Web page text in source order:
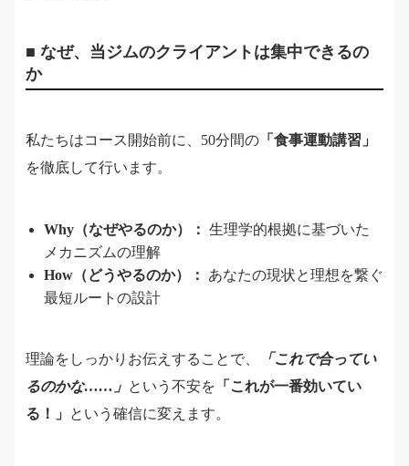
■ なぜ、当ジムのクライアントは集中できるの
か
私たちはコース開始前に、50分間の 「食事運動講習」
を徹底して行います。
Why（なぜやるのか）： 生理学的根拠に基づいた
メカニズムの理解
How（どうやるのか）：
あなたの現状と理想を繋ぐ
最短ルートの設計
理論をしっかりお伝えすることで、
「これで合ってい
るのかな……」 という不安を 「これが一番効いてい
る！」
という確信に変えます。